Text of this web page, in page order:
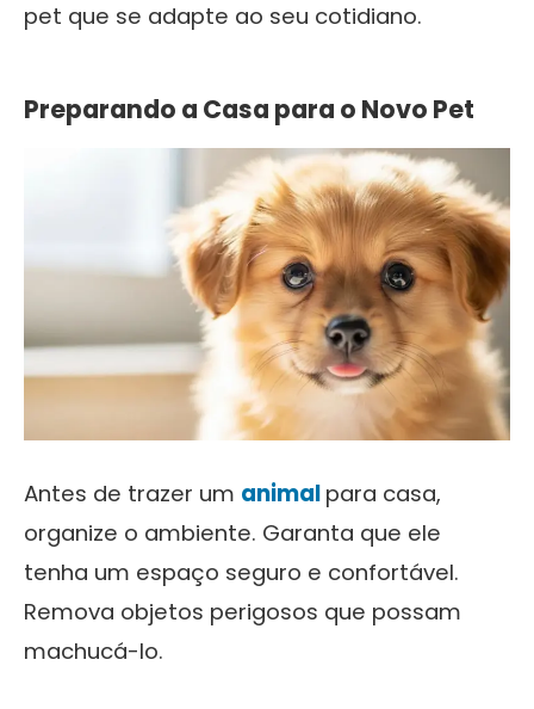
pet que se adapte ao seu cotidiano.
Preparando a Casa para o Novo Pet
Antes de trazer um animal para casa,
organize o ambiente. Garanta que ele
tenha um espaço seguro e confortável.
Remova objetos perigosos que possam
machucá-lo.